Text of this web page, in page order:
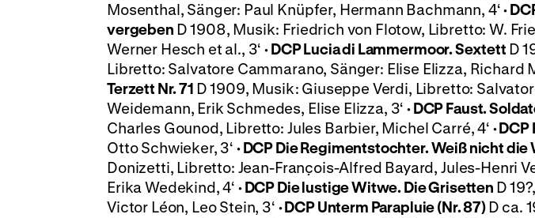
Mosenthal, Sänger: Paul Knüpfer, Hermann Bachmann, 4‘·
vergeben D 1908, Musik: Friedrich von Flotow, Libretto: W.
Werner Hesch et al., 3‘·DCP Lucia di Lammermoor. Sextett D
Libretto: Salvatore Cammarano, Sänger: Elise Elizza, Richard
Terzett Nr. 71 D 1909, Musik: Giuseppe Verdi, Libretto:
Weidemann, Erik Schmedes, Elise Elizza, 3‘·DCP Faust.
Charles Gounod, Libretto: Jules Barbier, Michel Carré, 4‘ ·DCP
Otto Schwieker, 3‘ ·DCP Die Regimentstochter. Weiß nicht die
Donizetti, Libretto: Jean-François-Alfred Bayard, Jules-Henri
Erika Wedekind, 4‘ ·DCP Die lustige Witwe. Die Grisetten D
Victor Léon, Leo Stein, 3‘ ·DCP Unterm Parapluie (Nr. 87)D ca.